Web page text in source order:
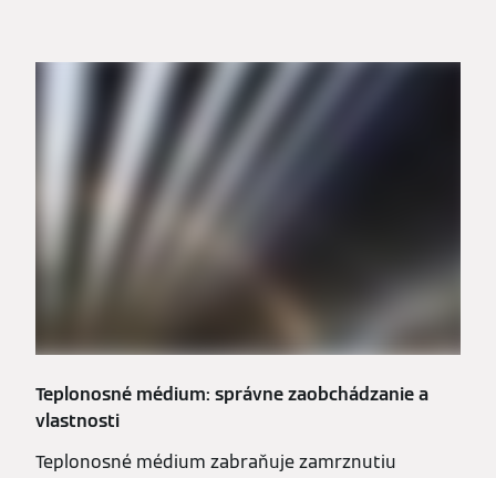
Teplonosné médium: správne zaobchádzanie a
vlastnosti
Teplonosné médium zabraňuje zamrznutiu